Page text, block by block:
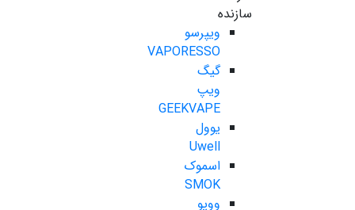
سازنده
ویپرسو
VAPORESSO
گیگ
ویپ
GEEKVAPE
یوول
Uwell
اسموک
SMOK
ووپو